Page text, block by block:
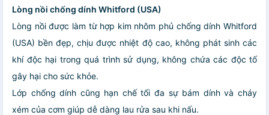
Lòng nồi chống dính Whitford (USA)
Lòng nồi được làm từ hợp kim nhôm phủ chống dính Whitford
(USA) bền đẹp, chịu được nhiệt độ cao, không phát sinh các
khí độc hại trong quá trình sử dụng, không chứa các độc tố
gây hại cho sức khỏe.
Lớp chống dính cũng hạn chế tối đa sự bám dính và cháy
xém của cơm giúp dễ dàng lau rửa sau khi nấu.